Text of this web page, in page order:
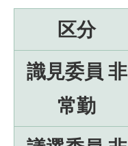
区分
識見委員 非
常勤